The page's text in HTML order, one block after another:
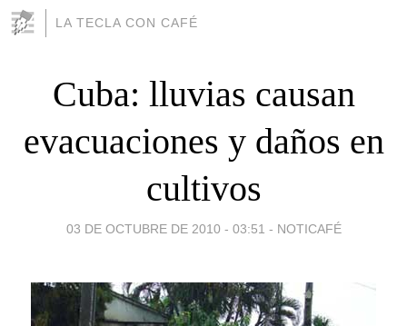
LA TECLA CON CAFÉ
Cuba: lluvias causan
evacuaciones y daños en
cultivos
03 DE OCTUBRE DE 2010 - 03:51 - NOTICAFÉ